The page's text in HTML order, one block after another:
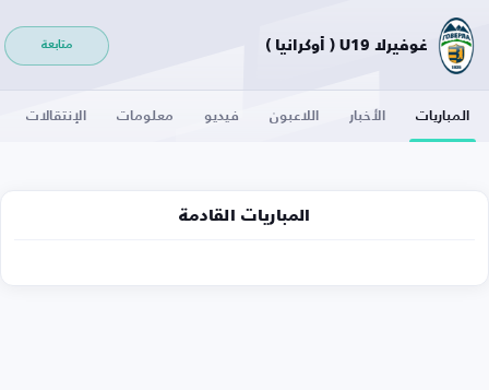
غوفيرلا U19 ( أوكرانيا ) متابعة
المباريات الأخبار اللاعبون فيديو معلومات الإنتقالات
المباريات القادمة